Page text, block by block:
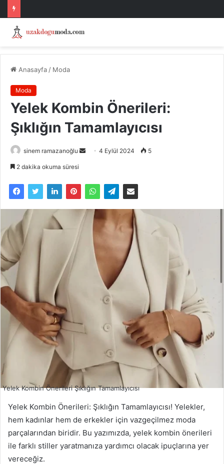
Anasayfa / Moda
Moda
Yelek Kombin Önerileri:
Şıklığın Tamamlayıcısı
sinem ramazanoğlu
Bir
göndermek
4 Eylül 2024 5
2 dakika okuma süresi
Yelek Kombin Önerileri Şıklığın Tamamlayıcısı
Yelek Kombin Önerileri: Şıklığın Tamamlayıcısı! Yelekler,
hem kadınlar hem de erkekler için vazgeçilmez moda
parçalarından biridir. Bu yazımızda, yelek kombin önerileri
ile farklı stiller yaratmanıza yardımcı olacak ipuçlarına yer
vereceğiz.